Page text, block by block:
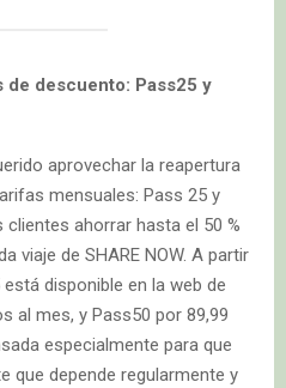
de descuento: Pass25 y
aprovechar la reapertura
mensuales: Pass 25 y
ahorrar hasta el 50 %
viaje de SHARE NOW. A partir
disponible en la web de
al mes, y Pass50 por 89,99
especialmente para que
que depende regularmente y